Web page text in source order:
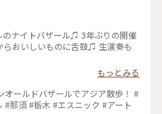
バザール♫ 3年ぶりの開催
もっとみる
ールドバザールでアジア散歩！ #
#那須 #栃木 #エスニック #アート